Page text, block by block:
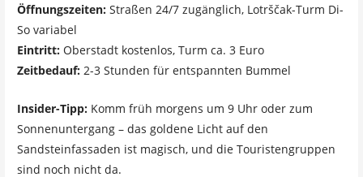
Öffnungszeiten:Straßen 24/7 zugänglich, Lotrščak-Turm Di-
So variabel
Eintritt:Oberstadt kostenlos, Turm ca. 3 Euro
Zeitbedauf:2-3 Stunden für entspannten Bummel
Insider-Tipp:Komm früh morgens um 9 Uhr oder zum
Sonnenuntergang – das goldene Licht auf den
Sandsteinfassaden ist magisch, und die Touristengruppen
sind noch nicht da.